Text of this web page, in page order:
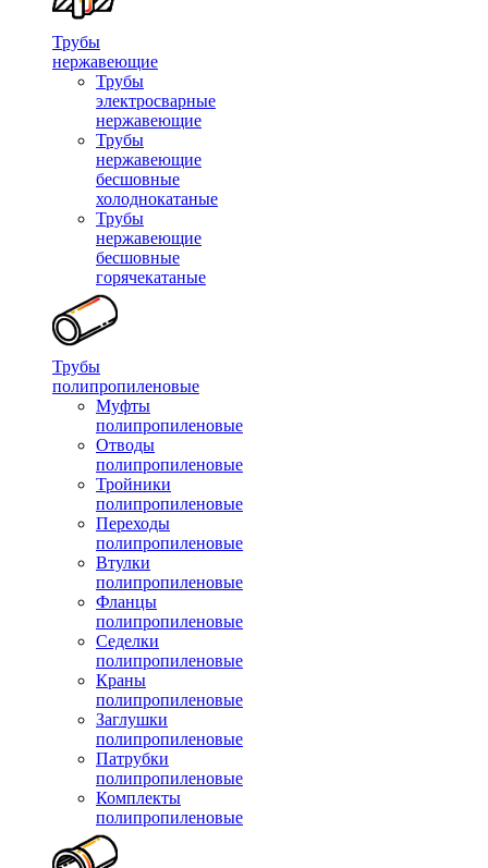
Трубы
нержавеющие
Трубы
электросварные
нержавеющие
Трубы
нержавеющие
бесшовные
холоднокатаные
Трубы
нержавеющие
бесшовные
горячекатаные
Трубы
полипропиленовые
Муфты
полипропиленовые
Отводы
полипропиленовые
Тройники
полипропиленовые
Переходы
полипропиленовые
Втулки
полипропиленовые
Фланцы
полипропиленовые
Седелки
полипропиленовые
Краны
полипропиленовые
Заглушки
полипропиленовые
Патрубки
полипропиленовые
Комплекты
полипропиленовые